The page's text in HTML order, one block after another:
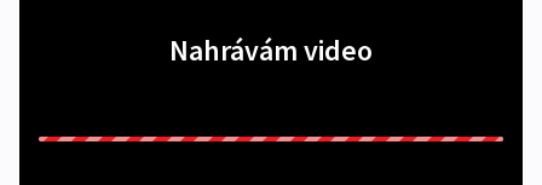
Nahrávám video